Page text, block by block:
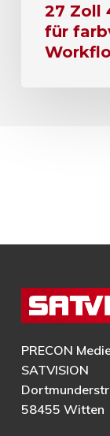
27 Zoll
für
PRECON
SATVISION
58455 Witten